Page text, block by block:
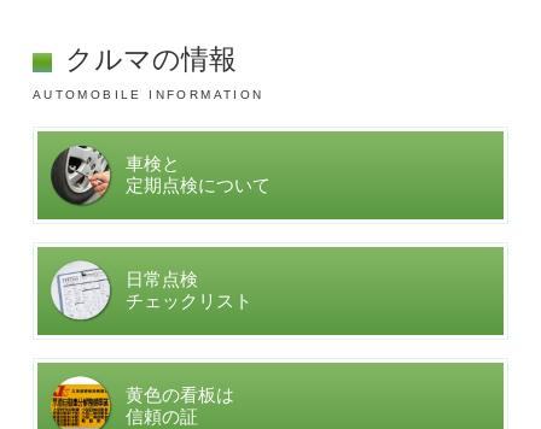
クルマの情報
AUTOMOBILE INFORMATION
車検と
定期点検について
日常点検
チェックリスト
黄色の看板は
信頼の証